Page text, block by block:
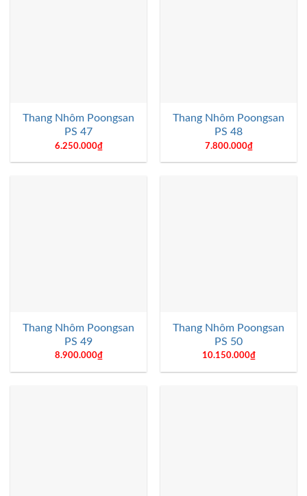
Thang Nhôm Poongsan
PS 47
6.250.000₫
Thang Nhôm Poongsan
PS 48
7.800.000₫
Thang Nhôm Poongsan
PS 49
8.900.000₫
Thang Nhôm Poongsan
PS 50
10.150.000₫